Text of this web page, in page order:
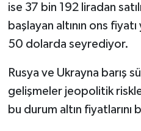
ise 37 bin 192 liradan
başlayan altının ons
50 dolarda seyrediyor.
Rusya ve Ukrayna barış
gelişmeler jeopolitik
bu durum altın fiyatlarını